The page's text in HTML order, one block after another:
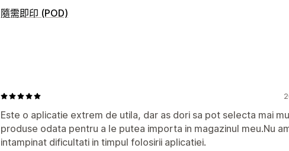
可銷售商品
中國 丹麥
比利時 法國 澳洲 瑞典 瑞士 紐西蘭 美國 義大利 芬蘭 英國
西班牙
隨需即印 (POD)
滿版印花
雷射雕刻 珠寶 寵物商品 壁飾 環保 有機
運送選項
Este o aplicatie extrem de utila, dar as dori sa pot selecta mai
produse odata pentru a le putea importa in magazinul meu.Nu
intampinat dificultati in timpul folosirii aplicatiei.